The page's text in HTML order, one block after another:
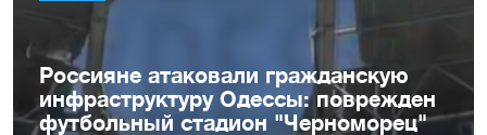
Россияне атаковали гражданскую
инфраструктуру Одессы: поврежден
футбольный стадион "Черноморец"